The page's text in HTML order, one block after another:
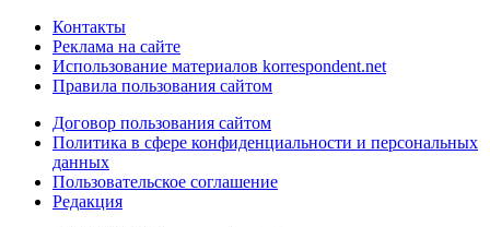
Контакты
Реклама на сайте
Использование материалов korrespondent.net
Правила пользования сайтом
Договор пользования сайтом
Политика в сфере конфиденциальности и персональных
данных
Пользовательское соглашение
Редакция